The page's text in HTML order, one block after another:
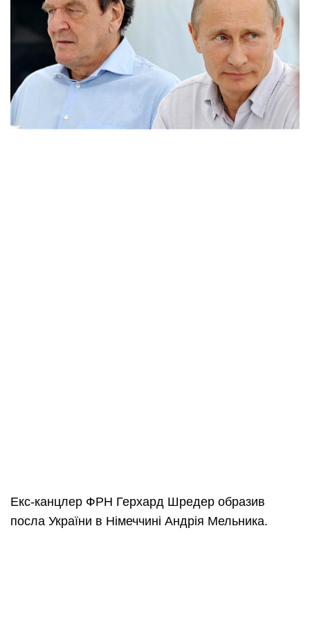
Екс-канцлер ФРН Герхард Шредер образив
посла України в Німеччині Андрія Мельника.